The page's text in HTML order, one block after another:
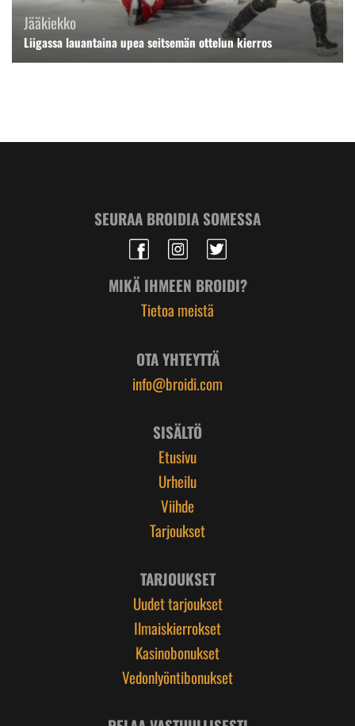
Jääkiekko
Liigassa lauantaina upea seitsemän ottelun kierros
SEURAA BROIDIA SOMESSA
MIKÄ IHMEEN BROIDI?
Tietoa meistä
OTA YHTEYTTÄ
info@broidi.com
SISÄLTÖ
Etusivu
Urheilu
Viihde
Tarjoukset
TARJOUKSET
Uudet tarjoukset
Ilmaiskierrokset
Kasinobonukset
Vedonlyöntibonukset